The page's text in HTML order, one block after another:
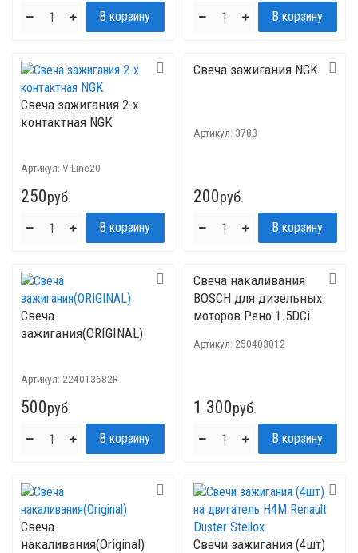
Свеча зажигания 2-х
контактная NGK
Артикул: V-Line20
250руб.
Свеча зажигания NGK
Артикул: 3783
200руб.
Свеча
зажигания(ORIGINAL)
Артикул: 224013682R
500руб.
Свеча накаливания
BOSCH для дизельных
моторов Рено 1.5DCi
Артикул: 250403012
1 300руб.
Свеча
накаливания(Original)
Свечи зажигания (4шт)